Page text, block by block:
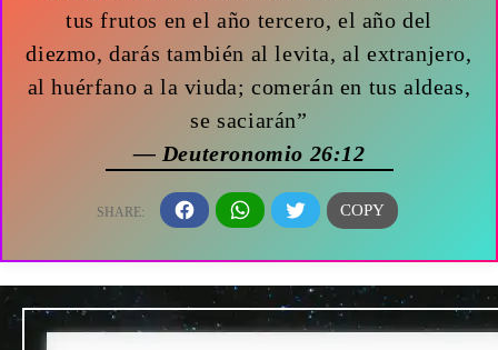
tus frutos en el año tercero, el año del
diezmo, darás también al levita, al extranjero,
al huérfano a la viuda; comerán en tus aldeas,
se saciarán”
— Deuteronomio 26:12